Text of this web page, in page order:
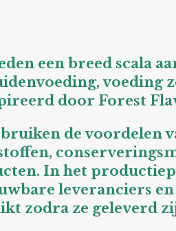
een breed scala
voeding
door Forest
de voordelen
In het
leveranciers
zodra ze geleverd